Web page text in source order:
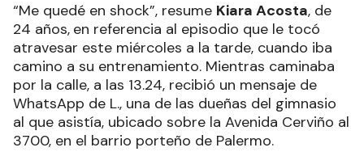
“Me quedé en shock”, resume Kiara Acosta, de
24 años, en referencia al episodio que le tocó
atravesar este miércoles a la tarde, cuando iba
camino a su entrenamiento. Mientras caminaba
por la calle, a las 13.24, recibió un mensaje de
WhatsApp de L., una de las dueñas del gimnasio
al que asistía, ubicado sobre la Avenida Cerviño al
3700, en el barrio porteño de Palermo.